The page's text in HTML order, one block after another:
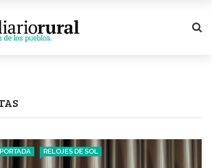
PORTADA RELOJES DE SOL